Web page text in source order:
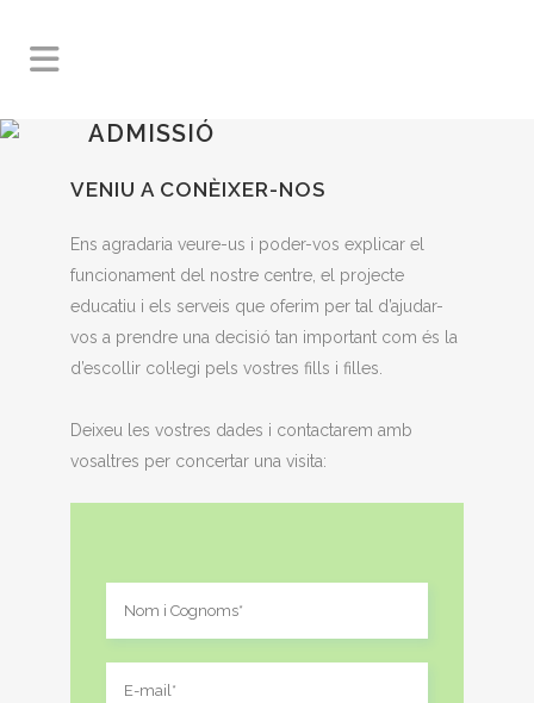
ADMISSIÓ
VENIU A CONÈIXER-NOS
Ens agradaria veure-us i poder-vos explicar el
funcionament del nostre centre, el projecte
educatiu i els serveis que oferim per tal d’ajudar-
vos a prendre una decisió tan important com és la
d’escollir col·legi pels vostres fills i filles.
Deixeu les vostres dades i contactarem amb
vosaltres per concertar una visita: